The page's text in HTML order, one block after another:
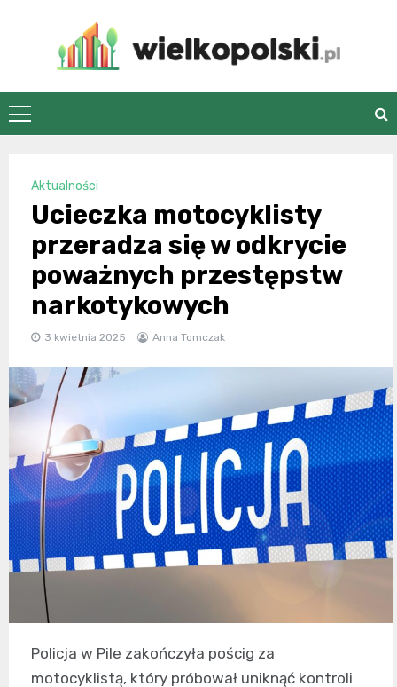
wielkopolski.pl
Aktualności
Ucieczka motocyklisty
przeradza się w odkrycie
poważnych przestępstw
narkotykowych
3 kwietnia 2025 Anna Tomczak
Policja w Pile zakończyła pościg za
motocyklistą, który próbował uniknąć kontroli